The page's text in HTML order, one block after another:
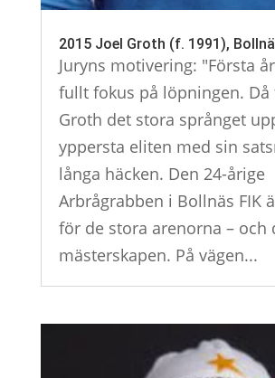
2015 Joel Groth (f. 1991),
Juryns motivering: "Första
fullt fokus på löpningen. Då
Groth det stora språnget
yppersta eliten med sin
långa häcken. Den 24-årige
Arbrågrabben i Bollnäs FIK
för de stora arenorna – och
mästerskapen. På vägen...